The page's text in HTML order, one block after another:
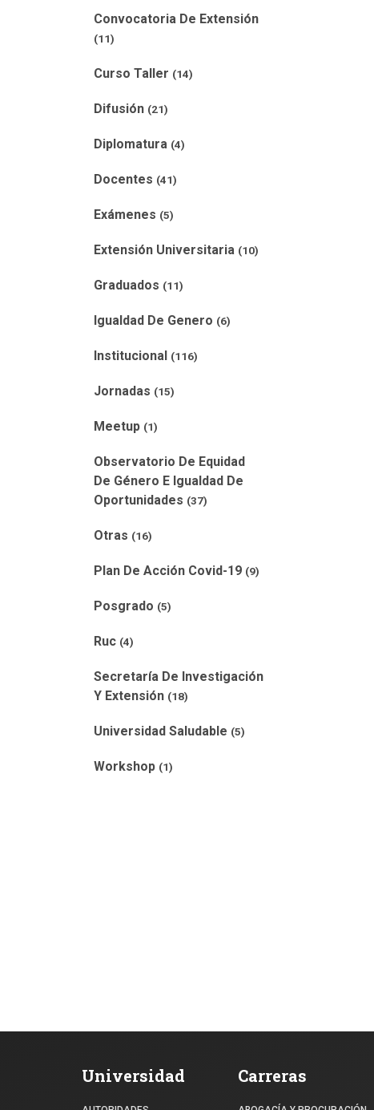
Convocatoria De Extensión
(11)
Curso Taller (14)
Difusión (21)
Diplomatura (4)
Docentes (41)
Exámenes (5)
Extensión Universitaria (10)
Graduados (11)
Igualdad De Genero (6)
Institucional (116)
Jornadas (15)
Meetup (1)
Observatorio De Equidad
De Género E Igualdad De
Oportunidades (37)
Otras (16)
Plan De Acción Covid-19 (9)
Posgrado (5)
Ruc (4)
Secretaría De Investigación
Y Extensión (18)
Universidad Saludable (5)
Workshop (1)
Universidad Carreras